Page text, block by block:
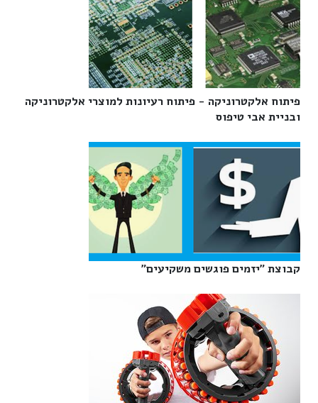
פיתוח אלקטרוניקה - פיתוח רעיונות למוצרי אלקטרוניקה
ובניית אבי טיפוס‎
קבוצת "יזמים פוגשים משקיעים"‎